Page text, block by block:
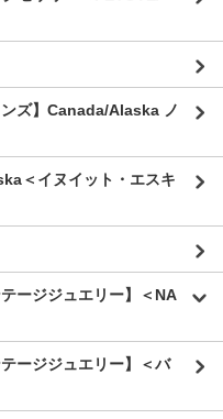
ズ】Canada/Alaska ノ
＜イヌイット・エスキ
ージジュエリー】＜NA
ージジュエリー】＜バ